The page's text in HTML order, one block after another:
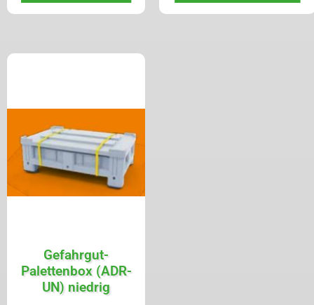
Gefahrgut-
Palettenbox (ADR-
UN) niedrig